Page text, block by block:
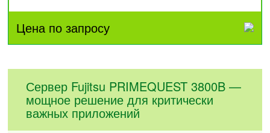
Цена по запросу
Сервер Fujitsu PRIMEQUEST 3800B —
мощное решение для критически
важных приложений